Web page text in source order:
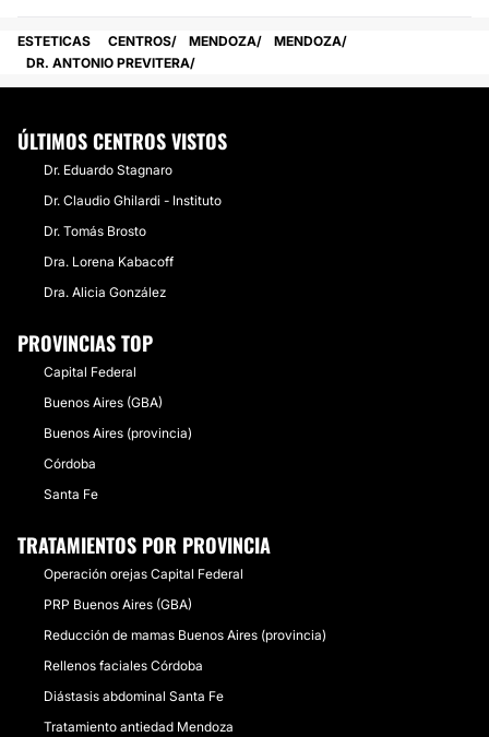
ESTETICAS CENTROS MENDOZA
MENDOZA
DR. ANTONIO PREVITERA
ÚLTIMOS CENTROS VISTOS
Dr. Eduardo Stagnaro
Dr. Claudio Ghilardi - Instituto
Dr. Tomás Brosto
Dra. Lorena Kabacoff
Dra. Alicia González
PROVINCIAS TOP
Capital Federal
Buenos Aires (GBA)
Buenos Aires (provincia)
Córdoba
Santa Fe
TRATAMIENTOS POR PROVINCIA
Operación orejas Capital Federal
PRP Buenos Aires (GBA)
Reducción de mamas Buenos Aires (provincia)
Rellenos faciales Córdoba
Diástasis abdominal Santa Fe
Tratamiento antiedad Mendoza